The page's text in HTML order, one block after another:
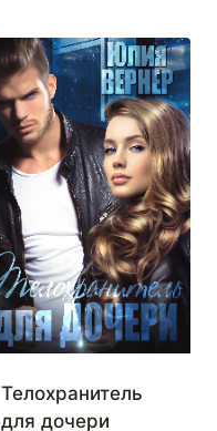
Телохранитель
для дочери